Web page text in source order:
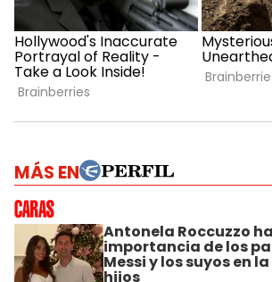
MÁS EN
Antonela Roccuzzo
importancia de los
Messi y los suyos en
hijos